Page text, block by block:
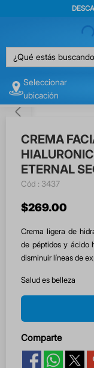
¿Qué estás
Seleccionar
ubicación
CREMA
ETERNAL
: 3437
$269.00
Crema ligera de
de péptidos y ácido
disminuir líneas de
Salud es belleza
Comparte